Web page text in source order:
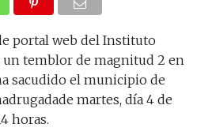
portal web del Instituto
un temblor de magnitud 2 en
sacudido el municipio de
martes, día 4 de
horas.